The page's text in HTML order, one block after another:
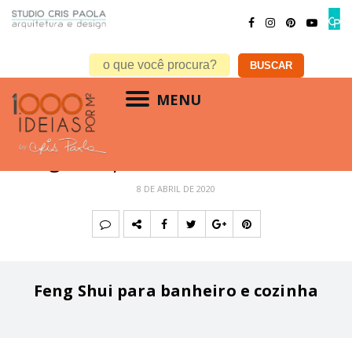
MENU
Feng Shui para banheiro e cozinha
8 DE ABRIL DE 2020
Feng Shui para banheiro e cozinha